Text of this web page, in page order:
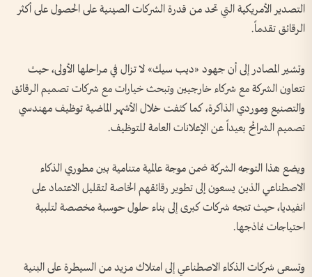
التصدير الأمريكية التي تحد من قدرة الشركات الصينية على الحصول على أكثر
الرقائق تقدماً.
وتشير المصادر إلى أن جهود «ديب سيك» لا تزال في مراحلها الأولى، حيث
تتعاون الشركة مع شركاء خارجيين وتبحث خيارات مع شركات تصميم الرقائق
والتصنيع وموردي الذاكرة، كما كثفت خلال الأشهر الماضية توظيف مهندسي
تصميم الشرائح بعيداً عن الإعلانات العامة للتوظيف.
ويضع هذا التوجه الشركة ضمن موجة عالمية متنامية بين مطوري الذكاء
الاصطناعي الذين يسعون إلى تطوير رقائقهم الخاصة لتقليل الاعتماد على
انفيديا، حيث تتجه شركات كبرى إلى بناء حلول حوسبة مخصصة لتلبية
احتياجات نماذجها.
وتسعى شركات الذكاء الاصطناعي إلى امتلاك مزيد من السيطرة على البنية